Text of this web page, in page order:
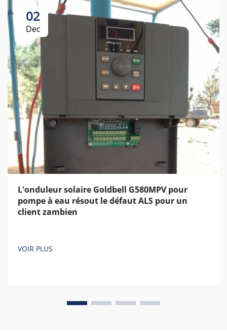
02
Dec
L'onduleur solaire Goldbell G580MPV pour
pompe à eau résout le défaut ALS pour un
client zambien
VOIR PLUS